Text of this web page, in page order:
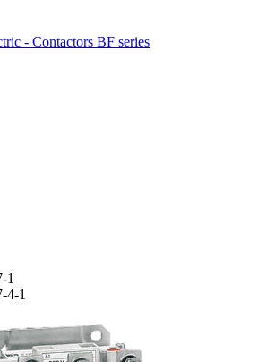
- Contactors BF series
1
4-1